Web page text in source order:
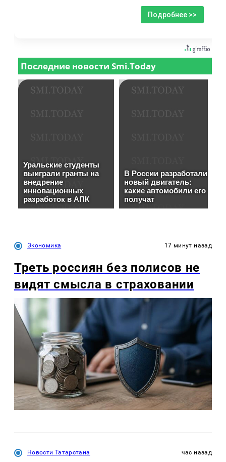
Подробнее >>
Экономика 17 минут назад
Треть россиян без полисов не
видят смысла в страховании
Новости Татарстана час назад